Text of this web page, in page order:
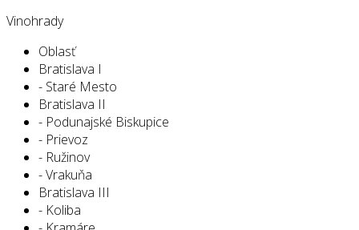
Vinohrady
Oblasť
Bratislava I
- Staré Mesto
Bratislava II
- Podunajské Biskupice
- Prievoz
- Ružinov
- Vrakuňa
Bratislava III
- Koliba